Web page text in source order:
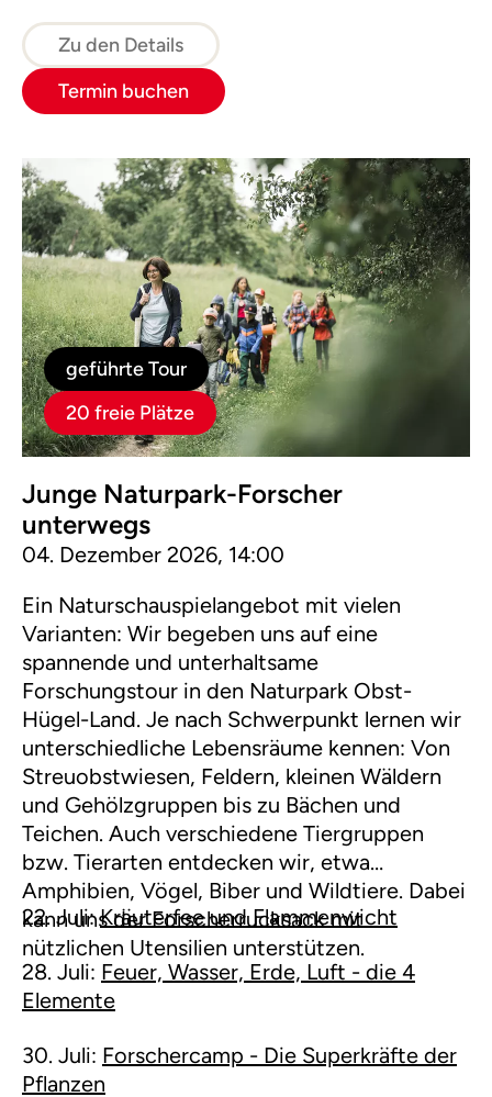
Zu den Details
Termin buchen
geführte Tour
20 freie Plätze
Junge Naturpark-Forscher
unterwegs
04. Dezember 2026, 14:00
Ein Naturschauspielangebot mit vielen
Varianten: Wir begeben uns auf eine
spannende und unterhaltsame
Forschungstour in den Naturpark Obst-
Hügel-Land. Je nach Schwerpunkt lernen wir
unterschiedliche Lebensräume kennen: Von
Streuobstwiesen, Feldern, kleinen Wäldern
und Gehölzgruppen bis zu Bächen und
Teichen. Auch verschiedene Tiergruppen
bzw. Tierarten entdecken wir, etwa
Amphibien, Vögel, Biber und Wildtiere. Dabei
kann uns der Forscherrucksack mit
nützlichen Utensilien unterstützen.
22. Juli:Kräuterfee und Flammenwicht
28. Juli: Feuer, Wasser, Erde, Luft - die 4
Elemente
30. Juli: Forschercamp - Die Superkräfte der
Pflanzen